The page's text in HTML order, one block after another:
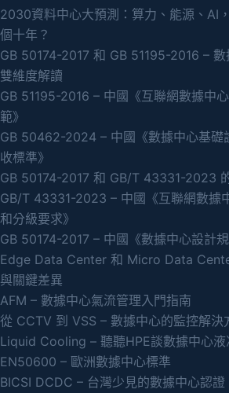
2030資料中心大預測：算力、能源、AI
個十年？
GB 50174-2017 和 GB 51195-2016 –
雙維度解讀
GB 51195-2016 – 中國《互聯網數據中
範》
GB 50462-2024 – 中國《數據中心基礎
收標準》
GB 50174-2017 和 GB/T 43331-2023
GB/T 43331-2023 – 中國《互聯網數據
和分級要求》
GB 50174-2017 – 中國《數據中心設計規
Edge Data Center 和 Micro Data
與關鍵差異
AFM – 數據中心氣流管理入門指南
從 CCTV 到 VSS – 數據中心的監控解決
Liquid Cooling – 聽聽HPE談數據中心液
EN50600 – 歐洲數據中心標準
BICSI DCDC – 台灣少見的數據中心認證